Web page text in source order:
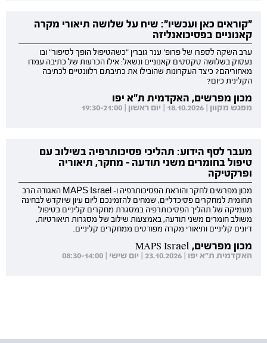
"קוראים כאן ועכשיו": שיח על שלושה תיאורי מקרה
קאנוניים בפסיכואנליזה
ערב השקה לספרו של פרופ' ענר גוברין "כשהטיפול הופך לסיפור" ובו
נעסוק בשלושה טקסטים קאנוניים ונשאל: אילו הכרעות של כתיבה עמדו
מאחוריהם? כיצד העקרונות שהובילו את כתיבתם רלוונטיים לכתיבה
הקלינית כיום?
מכון מפרשים, האקדמית ת"א יפו
מפגש מקוון | 18.10.2026 | יום ראשון | 19:30-21:00
מעבר לסף הידוע: תהליכי פסיכותרפיה בשילוב עם
טיפול בחומרים משני תודעה - מחקר, תיאוריה
ופרקטיקה
מכון מפרשים לחקר והוראת הפסיכותרפיה ו- MAPS Israel האגודה הרב
תחומית למחקרים פסיכדליים, שמחים להזמינכם ליום עיון שיוקדש לבחינה
מעמיקה של תהליך הפסיכותרפיה במסגרת מחקרים קליניים בטיפול
משולב חומרים משני תודעה, באמצעות שילוב של מסגרות תיאורטיות,
דיונים קליניים ותיאורי מקרה מפורטים ממחקרים קליניים.
מכון מפרשים, MAPS Israel
האקדמית ת"א יפו | 23.10.2026 | יום שישי | 08:30-14:00